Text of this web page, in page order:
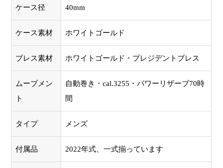
ケース径 40mm
ケース素材 ホワイトゴールド
ブレス素材 ホワイトゴールド・プレジデントブレス
ムーブメン
ト
自動巻き・cal.3255・パワーリザーブ70時
間
タイプ メンズ
付属品 2022年式、一式揃っています